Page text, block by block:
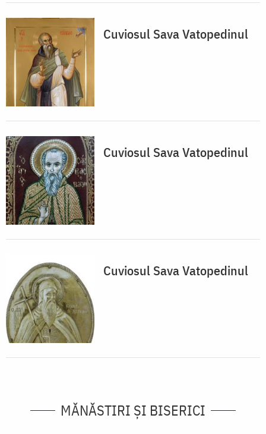
Cuviosul Sava Vatopedinul
Cuviosul Sava Vatopedinul
Cuviosul Sava Vatopedinul
MĂNĂSTIRI ȘI BISERICI